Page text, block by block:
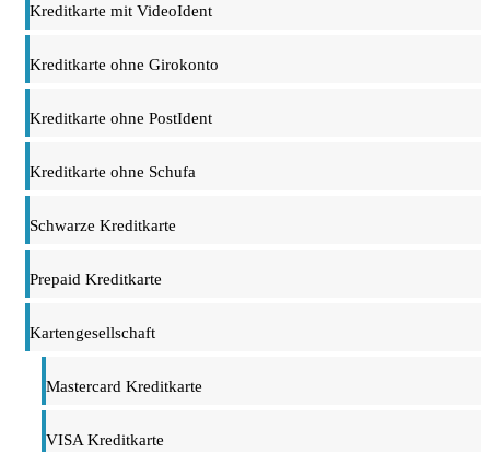
Kreditkarte mit VideoIdent
Kreditkarte ohne Girokonto
Kreditkarte ohne PostIdent
Kreditkarte ohne Schufa
Schwarze Kreditkarte
Prepaid Kreditkarte
Kartengesellschaft
Mastercard Kreditkarte
VISA Kreditkarte